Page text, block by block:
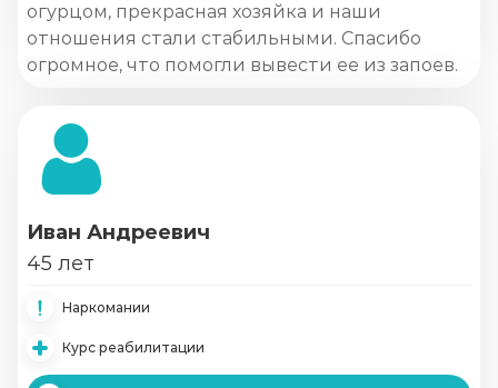
огурцом, прекрасная хозяйка и наши
отношения стали стабильными. Спасибо
огромное, что помогли вывести ее из запоев.
Иван Андреевич
45 лет
Наркомании
Курс реабилитации